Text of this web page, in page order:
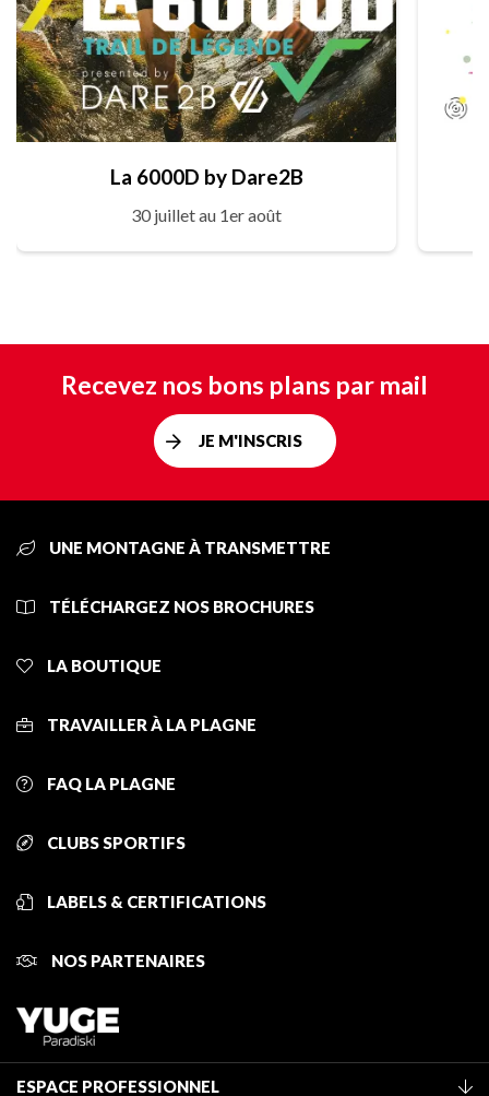
La 6000D by Dare2B
30 juillet au 1er août
Recevez nos bons plans par mail
JE M'INSCRIS
UNE MONTAGNE À TRANSMETTRE
TÉLÉCHARGEZ NOS BROCHURES
LA BOUTIQUE
TRAVAILLER À LA PLAGNE
FAQ LA PLAGNE
CLUBS SPORTIFS
LABELS & CERTIFICATIONS
NOS PARTENAIRES
ESPACE PROFESSIONNEL